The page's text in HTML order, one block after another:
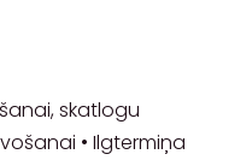
skatlogu
• Ilgtermiņa